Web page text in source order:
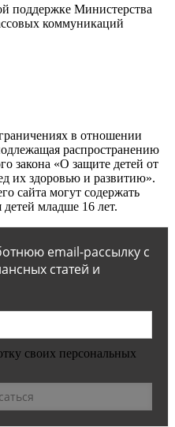
поддержке Министерства
коммуникаций
в отношении
распространению
закона «О защите детей от
их здоровью и развитию».
сайта могут содержать
младше 16 лет.
email-рассылку с
статей и
своих персональных